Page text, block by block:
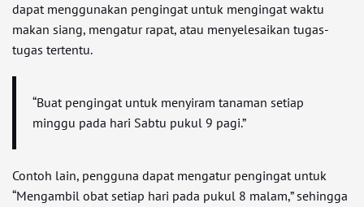
dapat menggunakan pengingat untuk mengingat waktu
makan siang, mengatur rapat, atau menyelesaikan tugas-
tugas tertentu.
“Buat pengingat untuk menyiram tanaman setiap
minggu pada hari Sabtu pukul 9 pagi.”
Contoh lain, pengguna dapat mengatur pengingat untuk
“Mengambil obat setiap hari pada pukul 8 malam,” sehingga